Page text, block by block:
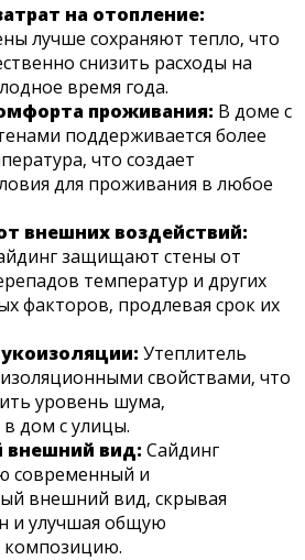
на отопление:
лучше сохраняют тепло‚ что
снизить расходы на
время года.
проживания: В доме с
поддерживается более
что создает
для проживания в любое
внешних воздействий:
защищают стены от
температур и других
факторов‚ продлевая срок их
Утеплитель
свойствами‚ что
уровень шума‚
дом с улицы.
внешний вид: Сайдинг
современный и
внешний вид‚ скрывая
и улучшая общую
композицию.